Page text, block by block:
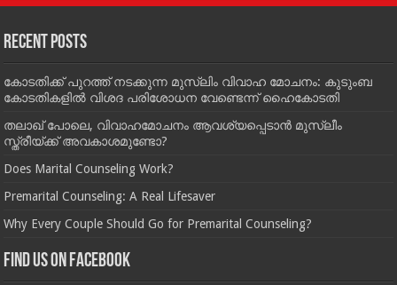
Recent Posts
കോടതിക്ക് പുറത്ത് നടക്കുന്ന മുസ്‌ലിം വിവാഹ മോചനം: കുടുംബ
കോടതികളില്‍ വിശദ പരിശോധന വേണ്ടെന്ന് ഹൈകോടതി
തലാഖ് പോലെ, വിവാഹമോചനം ആവശ്യപ്പെടാൻ മുസ്ലീം
സ്ത്രീയ്ക്ക് അവകാശമുണ്ടോ?
Does Marital Counseling Work?
Premarital Counseling: A Real Lifesaver
Why Every Couple Should Go for Premarital Counseling?
Find us on Facebook